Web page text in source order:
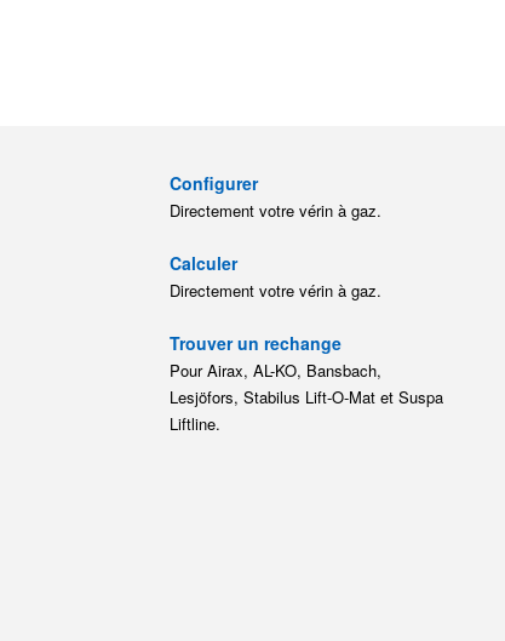
Configurer
Directement votre vérin à gaz.
Calculer
Directement votre vérin à gaz.
Trouver un rechange
Pour Airax, AL-KO, Bansbach,
Lesjöfors, Stabilus Lift-O-Mat et Suspa
Liftline.